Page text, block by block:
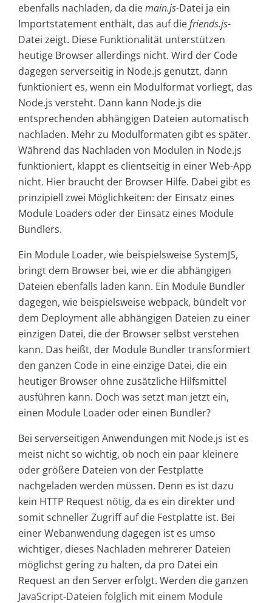
ebenfalls nachladen, da diemain.js-Datei ja ein
Importstatement enthält, das auf diefriends.js-
Datei zeigt. Diese Funktionalität unterstützen
heutige Browser allerdings nicht. Wird der Code
dagegen serverseitig in Node.js genutzt, dann
funktioniert es, wenn ein Modulformat vorliegt, das
Node.js versteht. Dann kann Node.js die
entsprechenden abhängigen Dateien automatisch
nachladen. Mehr zu Modulformaten gibt es später.
Während das Nachladen von Modulen in Node.js
funktioniert, klappt es clientseitig in einer Web-App
nicht. Hier braucht der Browser Hilfe. Dabei gibt es
prinzipiell zwei Möglichkeiten: der Einsatz eines
Module Loaders oder der Einsatz eines Module
Bundlers.
Ein Module Loader, wie beispielsweise SystemJS,
bringt dem Browser bei, wie er die abhängigen
Dateien ebenfalls laden kann. Ein Module Bundler
dagegen, wie beispielsweise webpack, bündelt vor
dem Deployment alle abhängigen Dateien zu einer
einzigen Datei, die der Browser selbst verstehen
kann. Das heißt, der Module Bundler transformiert
den ganzen Code in eine einzige Datei, die ein
heutiger Browser ohne zusätzliche Hilfsmittel
ausführen kann. Doch was setzt man jetzt ein,
einen Module Loader oder einen Bundler?
Bei serverseitigen Anwendungen mit Node.js ist es
meist nicht so wichtig, ob noch ein paar kleinere
oder größere Dateien von der Festplatte
nachgeladen werden müssen. Denn es ist dazu
kein HTTP Request nötig, da es ein direkter und
somit schneller Zugriff auf die Festplatte ist. Bei
einer Webanwendung dagegen ist es umso
wichtiger, dieses Nachladen mehrerer Dateien
möglichst gering zu halten, da pro Datei ein
Request an den Server erfolgt. Werden die ganzen
JavaScript-Dateien folglich mit einem Module